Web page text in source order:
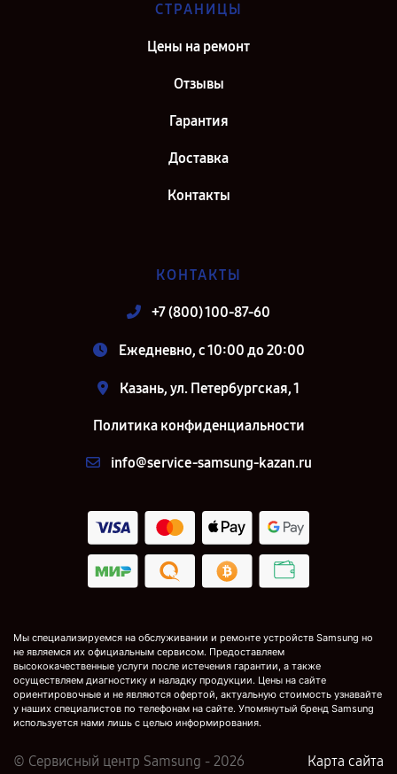
СТРАНИЦЫ
Цены на ремонт
Отзывы
Гарантия
Доставка
Контакты
КОНТАКТЫ
+7 (800) 100-87-60
Ежедневно, с 10:00 до 20:00
Казань, ул. Петербургская, 1
Политика конфиденциальности
info@service-samsung-kazan.ru
Мы специализируемся на обслуживании и ремонте устройств Samsung но
не являемся их официальным сервисом. Предоставляем
высококачественные услуги после истечения гарантии, а также
осуществляем диагностику и наладку продукции. Цены на сайте
ориентировочные и не являются офертой, актуальную стоимость узнавайте
у наших специалистов по телефонам на сайте. Упомянутый бренд Samsung
используется нами лишь с целью информирования.
© Сервисный центр Samsung - 2026 Карта сайта